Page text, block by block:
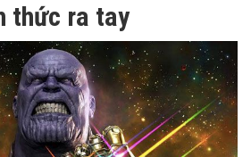
thức ra tay